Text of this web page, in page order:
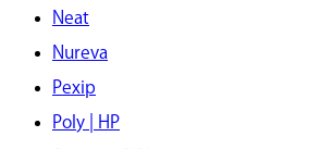
Neat
Nureva
Pexip
Poly | HP